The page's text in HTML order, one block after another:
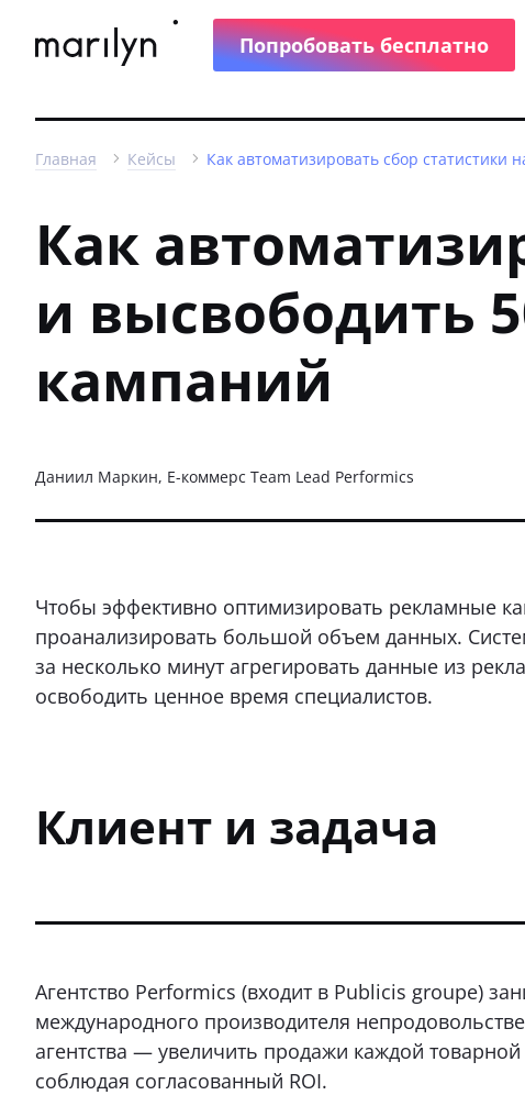
Попробовать бесплатно
Главная Кейсы Как автоматизировать сбор
Как
и высвободить
кампаний
Даниил Маркин, E-коммерс Team Lead Performics
Чтобы эффективно оптимизировать рекламные
проанализировать большой объем данных.
за несколько минут агрегировать данные из
освободить ценное время специалистов.
Клиент и задача
Агентство Performics (входит в Publicis groupe)
международного производителя
агентства — увеличить продажи каждой
соблюдая согласованный ROI.